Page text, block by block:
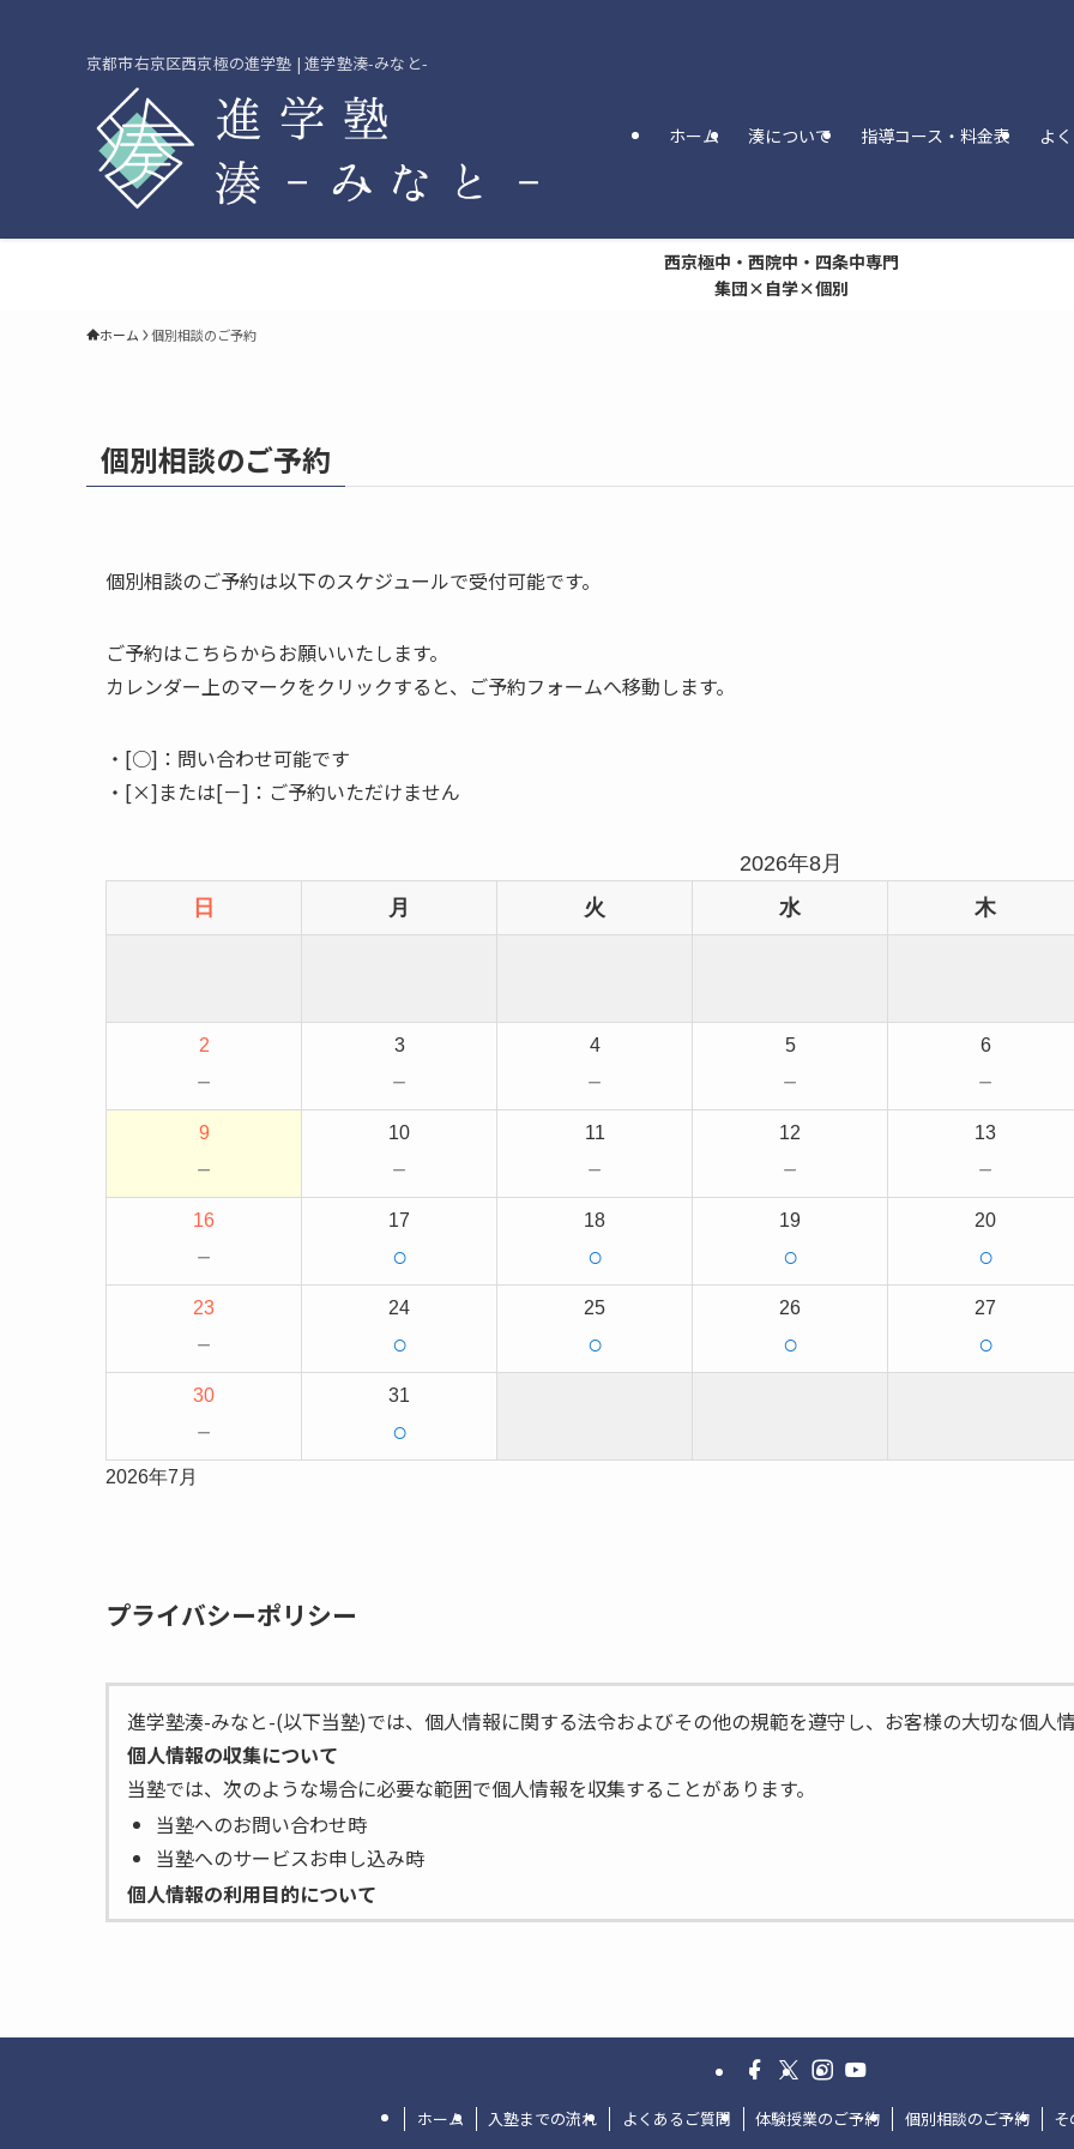
京都市右京区西京極の進学塾 | 進学塾湊-みなと-
ホーム 湊について 指導コース・料金表 よ
西京極中・西院中・四条中専門
集団×自学×個別
ホーム 個別相談のご予約
個別相談のご予約
個別相談のご予約は以下のスケジュールで受付可能です。
ご予約はこちらからお願いいたします。
カレンダー上のマークをクリックすると、ご予約フォームへ移動します。
・[○]：問い合わせ可能です
・[×]または[－]：ご予約いただけません
2026年8月
日
月 火 水 木
2
－
3
－
4
－
5
－
6
－
9
－
10
－
11
－
12
－
13
－
16
－
17
○
18
○
19
○
20
○
23
－
24
○
25
○
26
○
27
○
30
－
31
○
2026年7月
プライバシーポリシー
進学塾湊-みなと-(以下当塾)では、個人情報に関する法令およびその他の規範を遵守し、お客様の大切な個人
個人情報の収集について
当塾では、次のような場合に必要な範囲で個人情報を収集することがあります。
当塾へのお問い合わせ時
当塾へのサービスお申し込み時
個人情報の利用目的について
当塾は、お客様から収集した個人情報を次の目的で利用いたします。
お客様へのサービス提供のため
当塾では、お客様より取得した個人情報を第三者に開示または提供することはありません。ただし、次の場合
ホーム 入塾までの流れ よくあるご質問 体験授業のご予約 個別相談のご予約 そ